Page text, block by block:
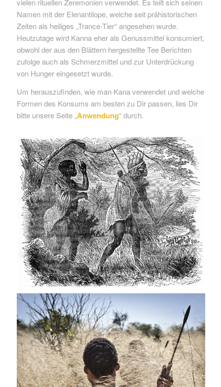
vielen rituellen Zeremonien verwendet. Es teilt sich seinen
Namen mit der Elenantilope, welche seit prähistorischen
Zeiten als heiliges „Trance-Tier“ angesehen wurde.
Heutzutage wird Kanna eher als Genussmittel konsumiert,
obwohl der aus den Blättern hergestellte Tee Berichten
zufolge auch als Schmerzmittel und zur Unterdrückung
von Hunger eingesetzt wurde.
Um herauszufinden, wie man Kana verwendet und welche
Formen des Konsums am besten zu Dir passen, lies Dir
bitte unsere Seite „Anwendung“ durch.